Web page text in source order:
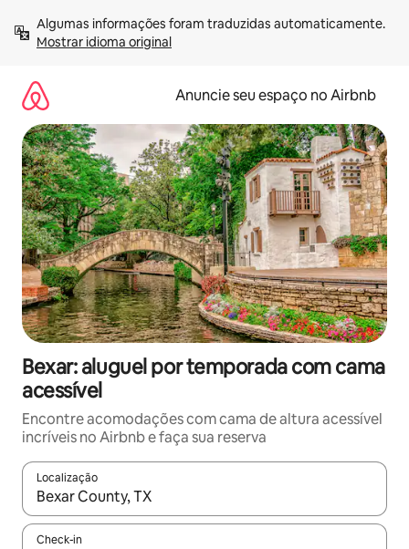
para
Mostrar idioma original
Anuncie seu espaço no Airbnb
Bexar: aluguel por temporada com cama
acessível
Encontre acomodações com cama de altura acessível
incríveis no Airbnb e faça sua reserva
Localização
Quando os resultados estiverem disponíveis, explore-os
Check-in